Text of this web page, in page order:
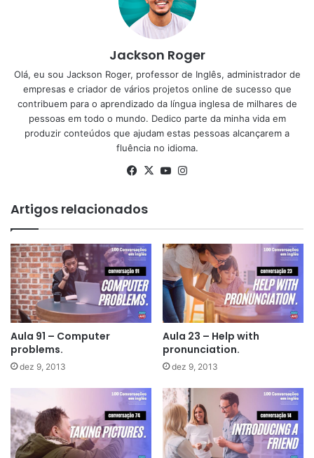
Jackson Roger
Olá, eu sou Jackson Roger, professor de Inglês, administrador de
empresas e criador de vários projetos online de sucesso que
contribuem para o aprendizado da língua inglesa de milhares de
pessoas em todo o mundo. Dedico parte da minha vida em
produzir conteúdos que ajudam estas pessoas alcançarem a
fluência no idioma.
Facebook
X YouTube
Artigos relacionados
Aula 91 – Computer
problems.
dez 9, 2013
Aula 23 – Help with
pronunciation.
dez 9, 2013